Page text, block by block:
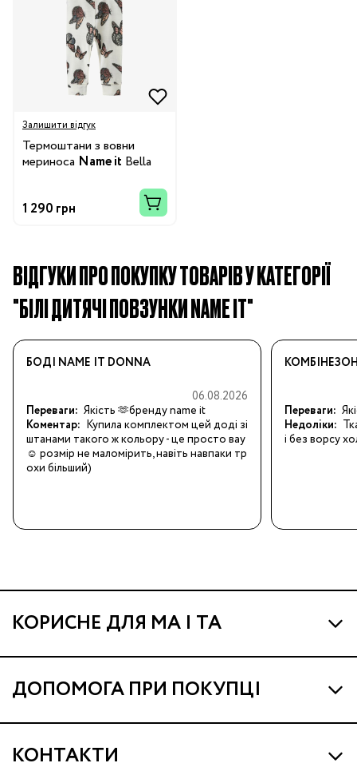
Залишити відгук
Термоштани з вовни
мериноса Name it Bella
1 290 грн
ВІДГУКИ ПРО ПОКУПКУ ТОВАРІВ У КАТЕГОРІЇ
"БІЛІ ДИТЯЧІ ПОВЗУНКИ NAME IT"
БОДІ NAME IT DONNA
06.08.2026
Переваги: Якість 🫶бренду name it
Коментар: Купила комплектом цей доді зі
штанами такого ж кольору - це просто вау
☺️ розмір не маломірить, навіть навпаки тр
охи більший)
КОМБІНЕЗОН
Переваги:
Недоліки:
і без ворсу
КОРИСНЕ ДЛЯ МА І ТА
Про МА та Маминих Асистентів
Програма Ма Кешбек
Ма Клуб
ДОПОМОГА ПРИ ПОКУПЦІ
Наші магазини
Доставка і оплата
КОНТАКТИ